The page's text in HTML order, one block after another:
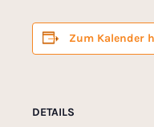
Zum Kalender
DETAILS